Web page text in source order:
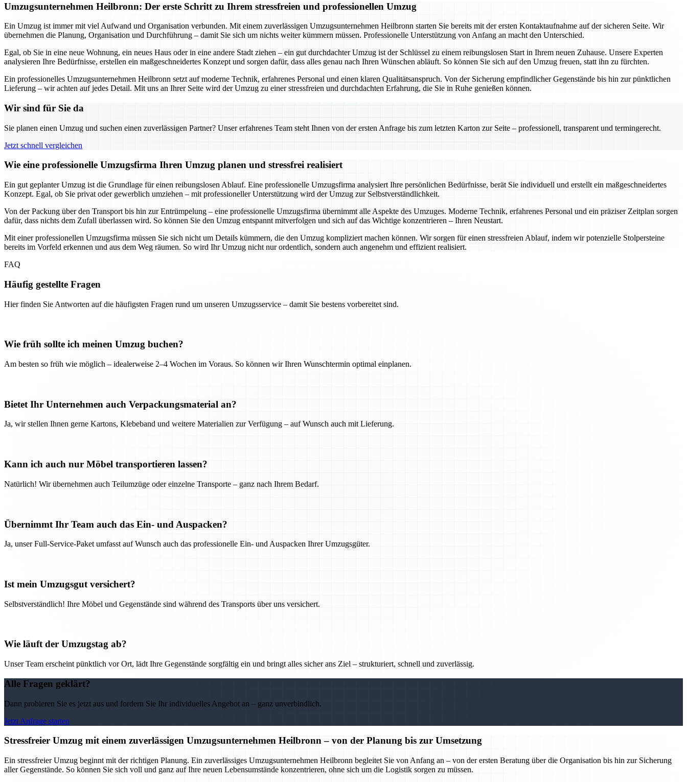
Umzugsunternehmen Heilbronn: Der erste Schritt zu Ihrem stressfreien und professionellen Umzug
Ein Umzug ist immer mit viel Aufwand und Organisation verbunden. Mit einem zuverlässigen Umzugsunternehmen Heilbronn starten Sie bereits mit der ersten Kontaktaufnahme auf der sicheren Seite. Wir
übernehmen die Planung, Organisation und Durchführung – damit Sie sich um nichts weiter kümmern müssen. Professionelle Unterstützung von Anfang an macht den Unterschied.
Egal, ob Sie in eine neue Wohnung, ein neues Haus oder in eine andere Stadt ziehen – ein gut durchdachter Umzug ist der Schlüssel zu einem reibungslosen Start in Ihrem neuen Zuhause. Unsere Experten
analysieren Ihre Bedürfnisse, erstellen ein maßgeschneidertes Konzept und sorgen dafür, dass alles genau nach Ihren Wünschen abläuft. So können Sie sich auf den Umzug freuen, statt ihn zu fürchten.
Ein professionelles Umzugsunternehmen Heilbronn setzt auf moderne Technik, erfahrenes Personal und einen klaren Qualitätsanspruch. Von der Sicherung empfindlicher Gegenstände bis hin zur pünktlichen
Lieferung – wir achten auf jedes Detail. Mit uns an Ihrer Seite wird der Umzug zu einer stressfreien und durchdachten Erfahrung, die Sie in Ruhe genießen können.
Wir sind für Sie da
Sie planen einen Umzug und suchen einen zuverlässigen Partner? Unser erfahrenes Team steht Ihnen von der ersten Anfrage bis zum letzten Karton zur Seite – professionell, transparent und termingerecht.
Jetzt schnell vergleichen
Wie eine professionelle Umzugsfirma Ihren Umzug planen und stressfrei realisiert
Ein gut geplanter Umzug ist die Grundlage für einen reibungslosen Ablauf. Eine professionelle Umzugsfirma analysiert Ihre persönlichen Bedürfnisse, berät Sie individuell und erstellt ein maßgeschneidertes
Konzept. Egal, ob Sie privat oder gewerblich umziehen – mit professioneller Unterstützung wird der Umzug zur Selbstverständlichkeit.
Von der Packung über den Transport bis hin zur Entrümpelung – eine professionelle Umzugsfirma übernimmt alle Aspekte des Umzuges. Moderne Technik, erfahrenes Personal und ein präziser Zeitplan sorgen
dafür, dass nichts dem Zufall überlassen wird. So können Sie den Umzug entspannt mitverfolgen und sich auf das Wichtige konzentrieren – Ihren Neustart.
Mit einer professionellen Umzugsfirma müssen Sie sich nicht um Details kümmern, die den Umzug kompliziert machen können. Wir sorgen für einen stressfreien Ablauf, indem wir potenzielle Stolpersteine
bereits im Vorfeld erkennen und aus dem Weg räumen. So wird Ihr Umzug nicht nur ordentlich, sondern auch angenehm und effizient realisiert.
FAQ
Häufig gestellte Fragen
Hier finden Sie Antworten auf die häufigsten Fragen rund um unseren Umzugsservice – damit Sie bestens vorbereitet sind.
Wie früh sollte ich meinen Umzug buchen?
Am besten so früh wie möglich – idealerweise 2–4 Wochen im Voraus. So können wir Ihren Wunschtermin optimal einplanen.
Bietet Ihr Unternehmen auch Verpackungsmaterial an?
Ja, wir stellen Ihnen gerne Kartons, Klebeband und weitere Materialien zur Verfügung – auf Wunsch auch mit Lieferung.
Kann ich auch nur Möbel transportieren lassen?
Natürlich! Wir übernehmen auch Teilumzüge oder einzelne Transporte – ganz nach Ihrem Bedarf.
Übernimmt Ihr Team auch das Ein- und Auspacken?
Ja, unser Full-Service-Paket umfasst auf Wunsch auch das professionelle Ein- und Auspacken Ihrer Umzugsgüter.
Ist mein Umzugsgut versichert?
Selbstverständlich! Ihre Möbel und Gegenstände sind während des Transports über uns versichert.
Wie läuft der Umzugstag ab?
Unser Team erscheint pünktlich vor Ort, lädt Ihre Gegenstände sorgfältig ein und bringt alles sicher ans Ziel – strukturiert, schnell und zuverlässig.
Alle Fragen geklärt?
Dann probieren Sie es jetzt aus und fordern Sie Ihr individuelles Angebot an – ganz unverbindlich.
Jetzt Anfrage starten
Stressfreier Umzug mit einem zuverlässigen Umzugsunternehmen Heilbronn – von der Planung bis zur Umsetzung
Ein stressfreier Umzug beginnt mit der richtigen Planung. Ein zuverlässiges Umzugsunternehmen Heilbronn begleitet Sie von Anfang an – von der ersten Beratung über die Organisation bis hin zur Sicherung
aller Gegenstände. So können Sie sich voll und ganz auf Ihre neuen Lebensumstände konzentrieren, ohne sich um die Logistik sorgen zu müssen.